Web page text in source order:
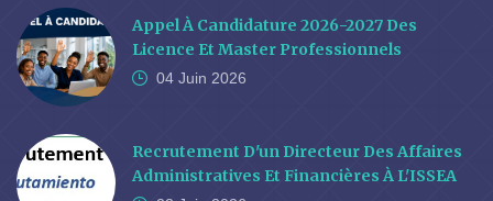
Appel À Candidature 2026-2027 Des
Licence Et Master Professionnels
04 Juin 2026
Recrutement D'un Directeur Des Affaires
Administratives Et Financières À L'ISSEA